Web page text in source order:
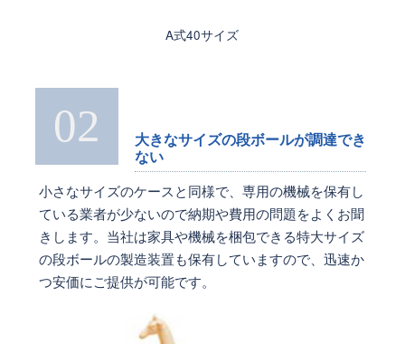
A式40サイズ
02
大きなサイズの段ボールが調達でき
ない
小さなサイズのケースと同様で、専用の機械を保有し
ている業者が少ないので納期や費用の問題をよくお聞
きします。当社は家具や機械を梱包できる特大サイズ
の段ボールの製造装置も保有していますので、迅速か
つ安価にご提供が可能です。